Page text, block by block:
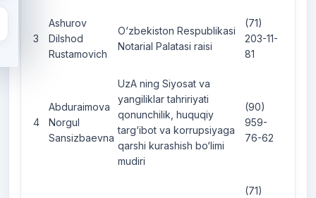
3
Ashurov
Dilshod
Rustamovich
O‘zbekiston Respublikasi
Notarial Palatasi raisi
(71)
203-11-
81
4
Abduraimova
Norgul
Sansizbaevna
UzA ning Siyosat va
yangiliklar tahririyati
qonunchilik, huquqiy
targ‘ibot va korrupsiyaga
qarshi kurashish bo‘limi
mudiri
(90)
959-
76-62
(71)